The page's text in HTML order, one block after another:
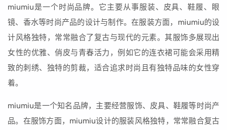
miumiu是一个时尚品牌。它主要从事服装、皮具、鞋履、眼
镜、香水等时尚产品的设计与制作。在服装方面，miumiu的设
计风格独特，常常融合了复古与现代的元素。其服饰多展现出
女性的优雅、俏皮与青春活力，例如它的连衣裙可能会采用精
致的刺绣、独特的剪裁，适合追求时尚且有独特品味的女性穿
着。
miumiu是一个知名品牌，主要经营服饰、皮具、鞋履等时尚产
品。在服饰方面，miumiu设计的服装风格独特，常常融合复古